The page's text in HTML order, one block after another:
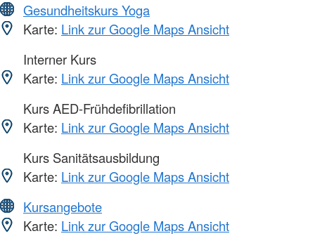
Gesundheitskurs Yoga
Karte: Link zur Google Maps Ansicht
Interner Kurs
Karte: Link zur Google Maps Ansicht
Kurs AED-Frühdefibrillation
Karte: Link zur Google Maps Ansicht
Kurs Sanitätsausbildung
Karte: Link zur Google Maps Ansicht
Kursangebote
Karte: Link zur Google Maps Ansicht